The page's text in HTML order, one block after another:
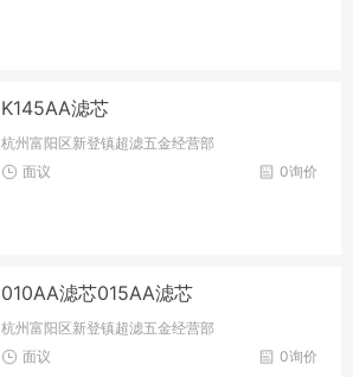
K145AA滤芯
杭州富阳区新登镇超滤五金经营部
0询价
面议
010AA滤芯015AA滤芯
杭州富阳区新登镇超滤五金经营部
0询价
面议